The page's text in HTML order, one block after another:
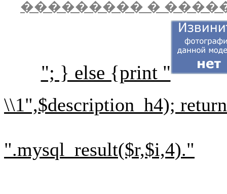
��������� �
"; } else {print "
\\1",$description_h4);
".mysql_result($r,$i,4)."